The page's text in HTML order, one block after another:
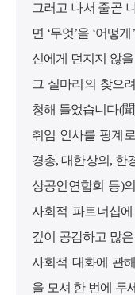
그러고 나서 줄곧
면 ‘무엇’을 ‘어떻
신에게 던지지 않
그 실마리의 찾으
청해 들었습니다(聞
취임 인사를 핑계
경총, 대한상의, 한
상공인연합회 등)
사회적 파트너십
깊이 공감하고 많
사회적 대화에 관
을 모셔 한 번에 두